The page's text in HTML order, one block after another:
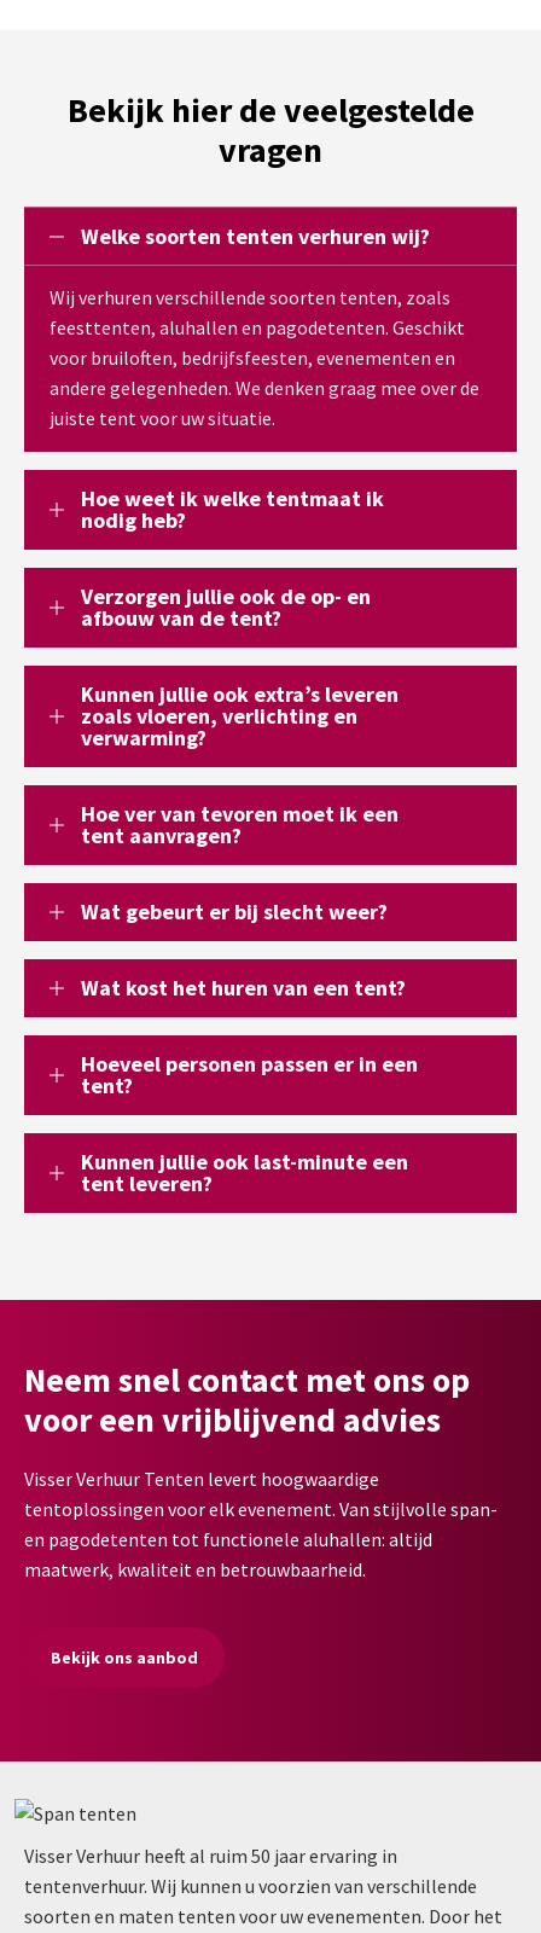
Bekijk hier de veelgestelde
vragen
Welke soorten tenten verhuren wij?
Wij verhuren verschillende soorten tenten, zoals
feesttenten, aluhallen en pagodetenten. Geschikt
voor bruiloften, bedrijfsfeesten, evenementen en
andere gelegenheden. We denken graag mee over de
juiste tent voor uw situatie.
Hoe weet ik welke tentmaat ik
nodig heb?
Verzorgen jullie ook de op- en
afbouw van de tent?
Kunnen jullie ook extra’s leveren
zoals vloeren, verlichting en
verwarming?
Hoe ver van tevoren moet ik een
tent aanvragen?
Wat gebeurt er bij slecht weer?
Wat kost het huren van een tent?
Hoeveel personen passen er in een
tent?
Kunnen jullie ook last-minute een
tent leveren?
Neem snel contact met ons op
voor een vrijblijvend advies
Visser Verhuur Tenten levert hoogwaardige
tentoplossingen voor elk evenement. Van stijlvolle span-
en pagodetenten tot functionele aluhallen: altijd
maatwerk, kwaliteit en betrouwbaarheid.
Bekijk ons aanbod
Visser Verhuur heeft al ruim 50 jaar ervaring in
tentenverhuur. Wij kunnen u voorzien van verschillende
soorten en maten tenten voor uw evenementen. Door het